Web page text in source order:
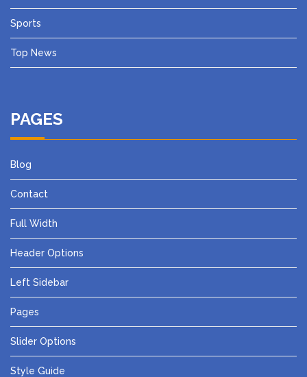
Sports
Top News
PAGES
Blog
Contact
Full Width
Header Options
Left Sidebar
Pages
Slider Options
Style Guide